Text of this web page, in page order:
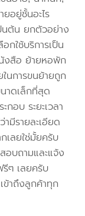
อยู่ชั้นอะไร
นต้น ยกตัวอย่าง
กใช้บริการเป็น
นังสือ ย้ายหอพัก
นการขนย้ายถูก
าดเล็กที่สุด
อบ ระยะเวลา
มีรายละเอียด
เลยใช่มั้ยครับ
อบถามและแจ้ง
รีๆ เลยครับ
าถึงลูกค้าทุก